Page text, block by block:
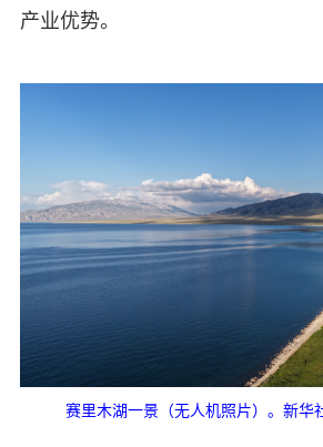
产业优势。
赛里木湖一景（无人机照片）。新华